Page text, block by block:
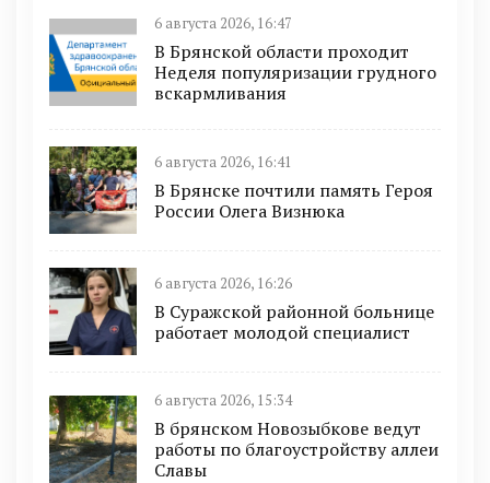
6 августа 2026, 16:47
В Брянской области проходит
Неделя популяризации грудного
вскармливания
6 августа 2026, 16:41
В Брянске почтили память Героя
России Олега Визнюка
6 августа 2026, 16:26
В Суражской районной больнице
работает молодой специалист
6 августа 2026, 15:34
В брянском Новозыбкове ведут
работы по благоустройству аллеи
Славы